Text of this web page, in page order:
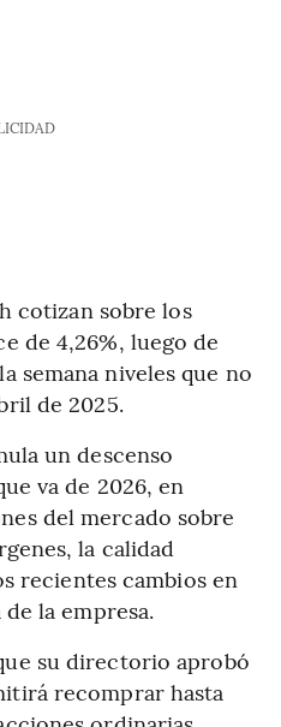
cotizan sobre los
de 4,26%, luego de
semana niveles que no
de 2025.
un descenso
va de 2026, en
del mercado sobre
la calidad
recientes cambios en
la empresa.
su directorio aprobó
recomprar hasta